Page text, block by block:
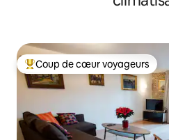
Coups de cœur voyageurs les
Coup de cœur voyageurs